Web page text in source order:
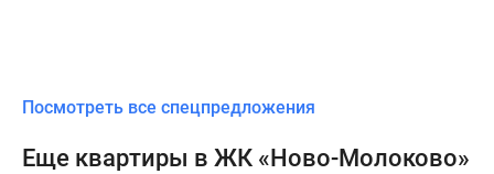
Посмотреть все спецпредложения
Еще квартиры в ЖК «Ново-Молоково»